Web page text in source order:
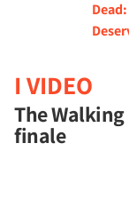
I VIDEO
The
finale